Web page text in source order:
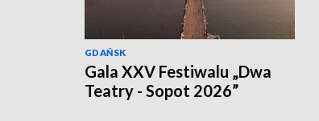
GDAŃSK
Gala XXV Festiwalu „Dwa
Teatry - Sopot 2026”